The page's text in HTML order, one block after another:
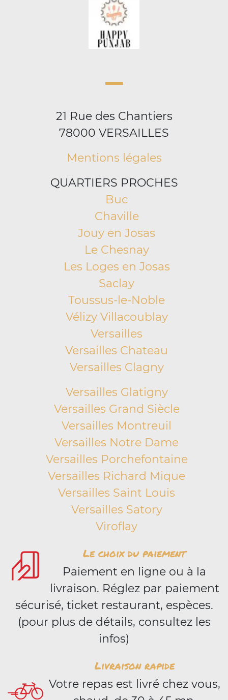
21 Rue des Chantiers
78000 VERSAILLES
Mentions légales
QUARTIERS PROCHES
Buc
Chaville
Jouy en Josas
Le Chesnay
Les Loges en Josas
Saclay
Toussus-le-Noble
Vélizy Villacoublay
Versailles
Versailles Chateau
Versailles Clagny
Versailles Glatigny
Versailles Grand Siècle
Versailles Montreuil
Versailles Notre Dame
Versailles Porchefontaine
Versailles Richard Mique
Versailles Saint Louis
Versailles Satory
Viroflay
Le choix du paiement
Paiement en ligne ou à la
livraison. Réglez par paiement
sécurisé, ticket restaurant, espèces.
(pour plus de détails, consultez les
infos)
Livraison rapide
Votre repas est livré chez vous,